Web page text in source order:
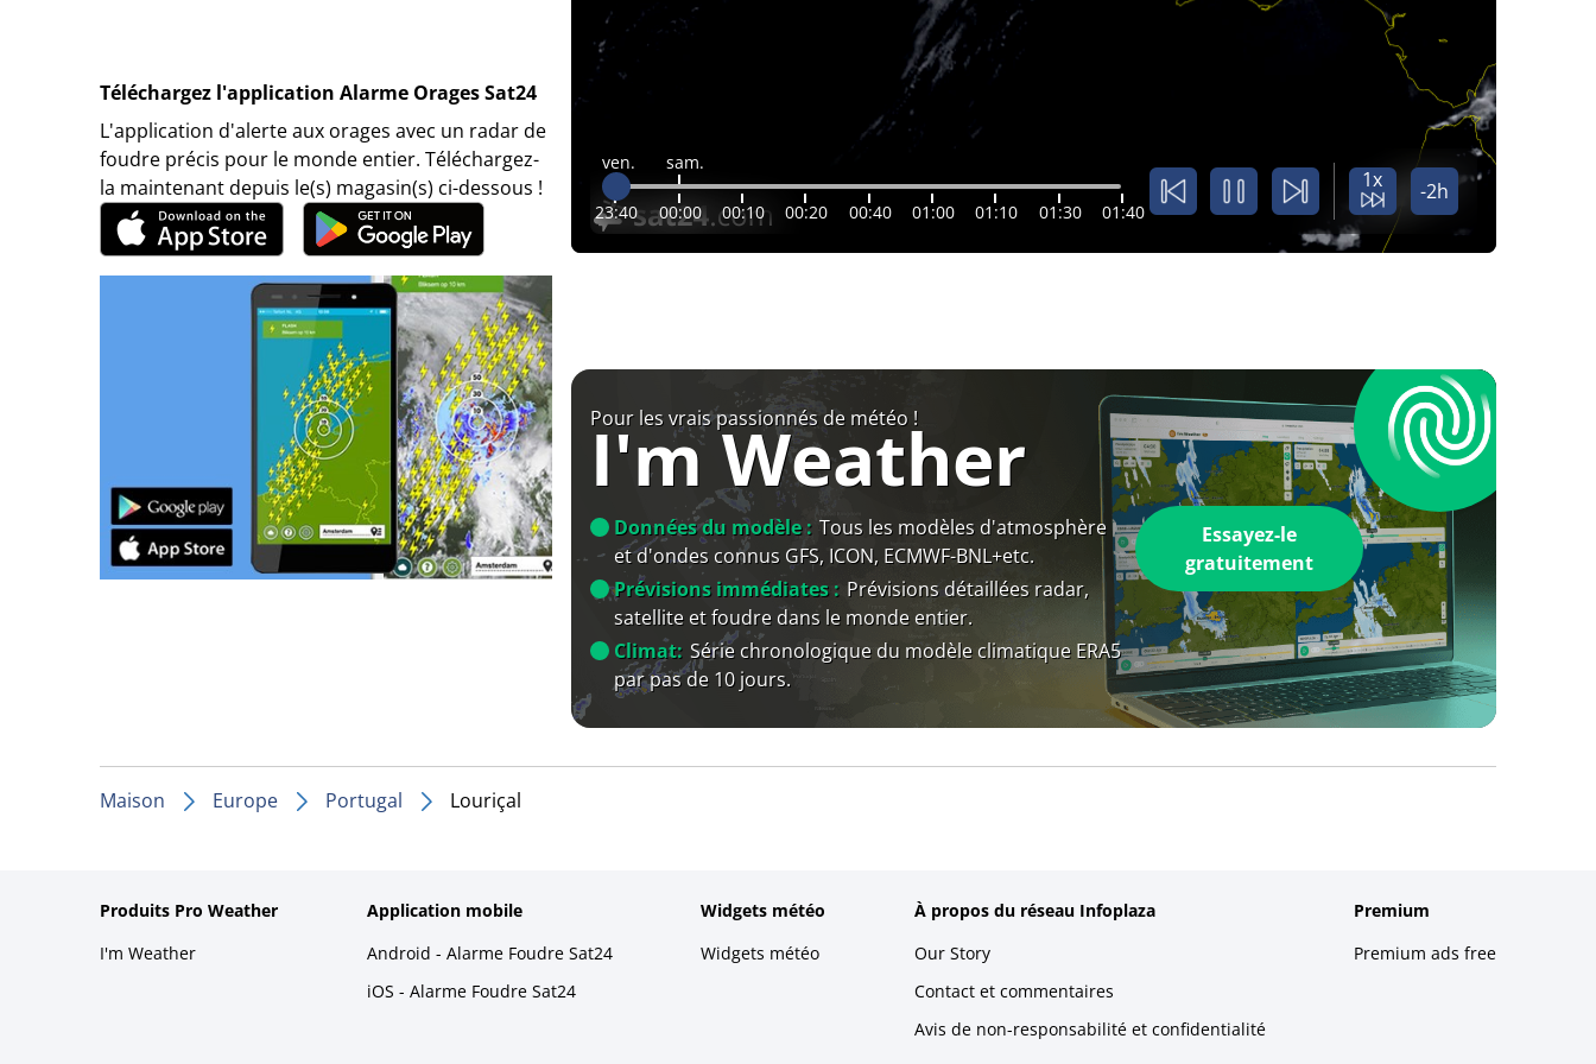
Téléchargez l'application Alarme Orages Sat24
L'application d'alerte aux orages avec un radar de
foudre précis pour le monde entier. Téléchargez-
la maintenant depuis le(s) magasin(s) ci-dessous !
ven. sam.
23:40 00:00 00:10 00:20 00:40 01:00 01:10 01:30 01:40
1x -2h
Pour les vrais passionnés de météo !
I'm Weather
Données du modèle : Tous les modèles d'atmosphère
et d'ondes connus GFS, ICON, ECMWF-BNL+etc.
Prévisions immédiates : Prévisions détaillées radar,
satellite et foudre dans le monde entier.
Climat: Série chronologique du modèle climatique ERA5
par pas de 10 jours.
Essayez-le
gratuitement
Maison Europe Portugal Louriçal
Produits Pro Weather
I'm Weather
Application mobile
Android - Alarme Foudre Sat24
iOS - Alarme Foudre Sat24
Widgets météo
Widgets météo
À propos du réseau Infoplaza
Our Story
Contact et commentaires
Avis de non-responsabilité et confidentialité
Premium
Premium ads free